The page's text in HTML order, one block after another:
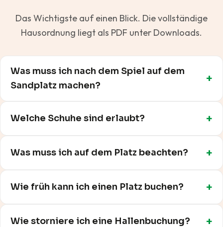
Das Wichtigste auf einen Blick. Die vollständige
Hausordnung liegt als PDF unter Downloads.
Was muss ich nach dem Spiel auf dem
Sandplatz machen?
Welche Schuhe sind erlaubt?
Was muss ich auf dem Platz beachten?
Wie früh kann ich einen Platz buchen?
Wie storniere ich eine Hallenbuchung?